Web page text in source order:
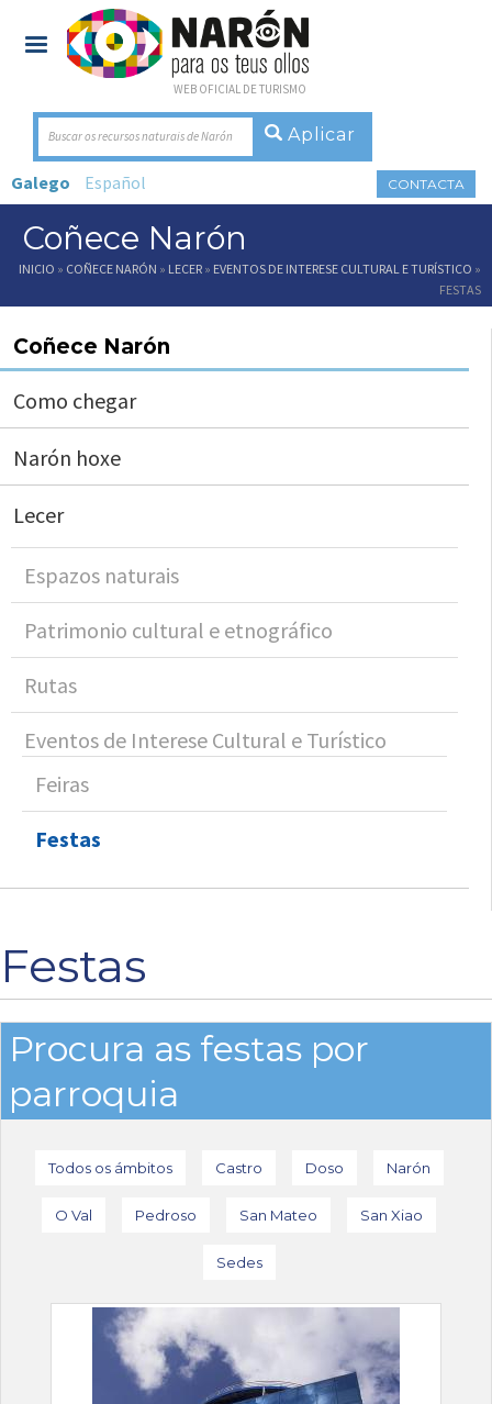
WEB OFICIAL DE TURISMO
Buscar os recursos naturais de Narón
CONTACTA
Galego Español
Coñece Narón
Vostede está aquí
INICIO » COÑECE NARÓN » LECER » EVENTOS DE INTERESE CULTURAL E TURÍSTICO »
FESTAS
Coñece Narón
Como chegar
Narón hoxe
Lecer
Espazos naturais
Patrimonio cultural e etnográfico
Rutas
Eventos de Interese Cultural e Turístico
Feiras
Festas
Festas
Procura as festas por
parroquia
Todos os ámbitos Castro Doso Narón
O Val Pedroso San Mateo San Xiao
Sedes